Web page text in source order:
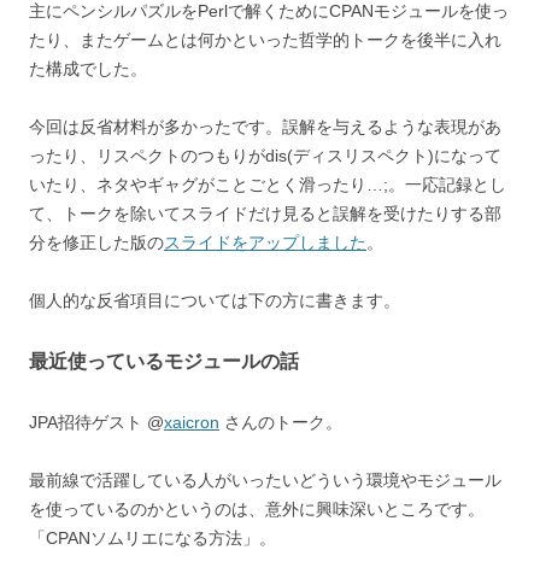
主にペンシルパズルをPerlで解くためにCPANモジュールを使っ
たり、またゲームとは何かといった哲学的トークを後半に入れ
た構成でした。
今回は反省材料が多かったです。誤解を与えるような表現があ
ったり、リスペクトのつもりがdis(ディスリスペクト)になって
いたり、ネタやギャグがことごとく滑ったり…;。一応記録とし
て、トークを除いてスライドだけ見ると誤解を受けたりする部
分を修正した版のスライドをアップしました。
個人的な反省項目については下の方に書きます。
最近使っているモジュールの話
JPA招待ゲスト @xaicron さんのトーク。
最前線で活躍している人がいったいどういう環境やモジュール
を使っているのかというのは、意外に興味深いところです。
「CPANソムリエになる方法」。